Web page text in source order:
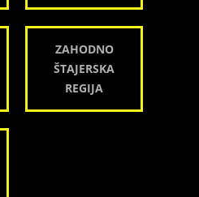
ZAHODNO
ŠTAJERSKA
REGIJA